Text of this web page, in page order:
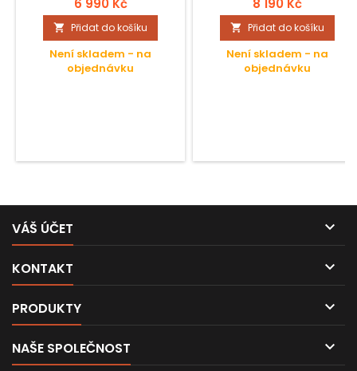
6 990 Kč
 Přidat do košíku
Není skladem - na
objednávku
8 190 Kč
 Přidat do košíku
Není skladem - na
objednávku
VÁŠ ÚČET 
KONTAKT 
PRODUKTY 
NAŠE SPOLEČNOST 